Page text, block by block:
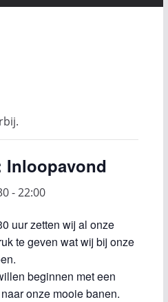
Inloopavond
-22:00
uur zetten wij al onze
te geven wat wij bij onze
beginnen met een
onze mooie banen.